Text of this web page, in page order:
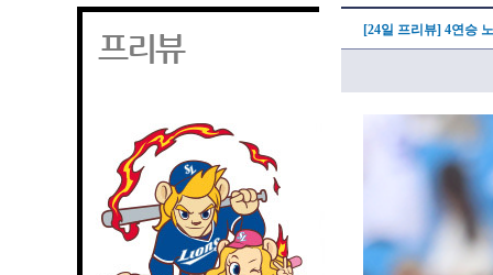
프리뷰 [24일 프리뷰] 4연승